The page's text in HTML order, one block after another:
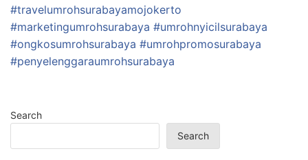
#travelumrohsurabayamojokerto
#marketingumrohsurabaya #umrohnyicilsurabaya
#ongkosumrohsurabaya #umrohpromosurabaya
#penyelenggaraumrohsurabaya
Search
Search